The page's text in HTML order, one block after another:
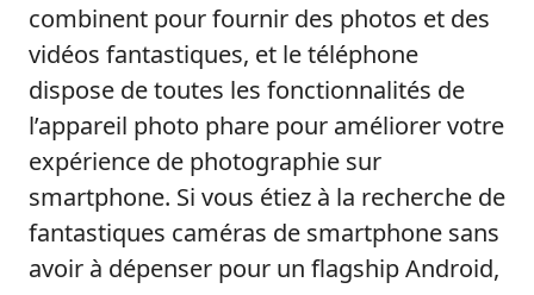
combinent pour fournir des photos et des
vidéos fantastiques, et le téléphone
dispose de toutes les fonctionnalités de
l’appareil photo phare pour améliorer votre
expérience de photographie sur
smartphone. Si vous étiez à la recherche de
fantastiques caméras de smartphone sans
avoir à dépenser pour un flagship Android,